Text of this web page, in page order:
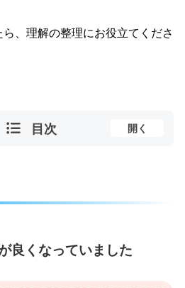
、理解の整理にお役立てくださ
目次 開く
良くなっていました